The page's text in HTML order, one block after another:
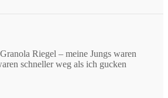
Riegel – meine Jungs waren
schneller weg als ich gucken